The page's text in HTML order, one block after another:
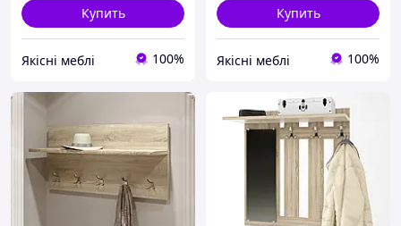
Купить
Якісні меблі 100%
Купить
Якісні меблі 100%